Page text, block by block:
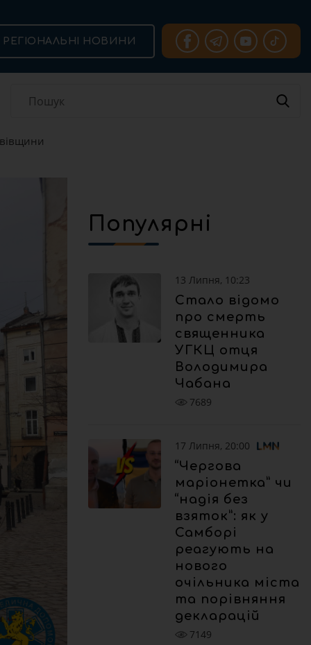
РЕГІОНАЛЬНІ НОВИНИ
Популярні
13 Липня, 10:23
Стало відомо
про смерть
священника
УГКЦ отця
Володимира
Чабана
7689
17 Липня, 20:00
“Чергова
маріонетка” чи
“надія без
взяток”: як у
Самборі
реагують на
нового
очільника міста
та порівняння
декларацій
7149